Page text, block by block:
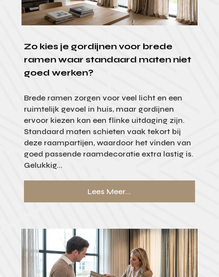
Zo kies je gordijnen voor brede
ramen waar standaard maten niet
goed werken?
Brede ramen zorgen voor veel licht en een
ruimtelijk gevoel in huis, maar gordijnen
ervoor kiezen kan een flinke uitdaging zijn.
Standaard maten schieten vaak tekort bij
deze raampartijen, waardoor het vinden van
goed passende raamdecoratie extra lastig is.
Gelukkig...
Lees Meer...